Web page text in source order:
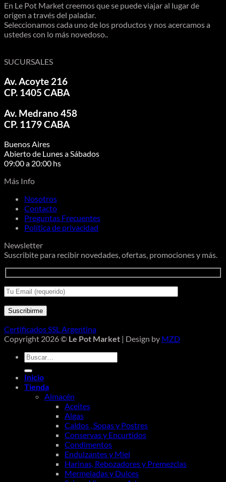
En Le Pot Market creemos que se puede viajar al lugar de
origen a través del paladar.
Seleccionamos cada uno de los productos y nos acercamos a
ustedes con lo más novedoso..
SUCURSALES
Av. Acoyte 216
CP. 1405 CABA
Av. Medrano 458
CP. 1179 CABA
Buenos Aires
Abierto de Lunes a Sábados
09:00 a 20:00 hs
Más Info
Nosotros
Contacto
Preguntas Frecuentes
Política de privacidad
Newsletter
Suscribite para recibir novedades, ofertas, promociones y más.
Certificados SSL Argentina
Copyright 2026 © Le Pot Market | Design by MZD
Buscar
por:
Inicio
Tienda
Almacén
Aceites
Algas
Caldos , Sopas y Postres
Conservas y Encurtidos
Condimentos
Endulzantes y Miel
Harinas, Rebozadores y Premezclas
Mermeladas y Dulces